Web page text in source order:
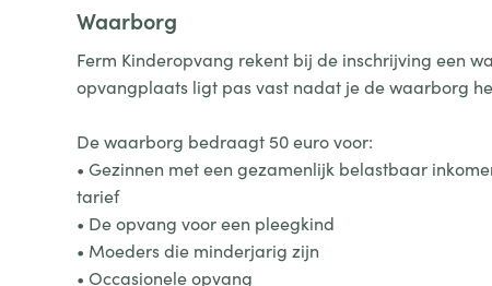
Waarborg
Ferm Kinderopvang rekent bij de inschrijving een
opvangplaats ligt pas vast nadat je de waarborg
De waarborg bedraagt 50 euro voor:
• Gezinnen met een gezamenlijk belastbaar
tarief
• De opvang voor een pleegkind
• Moeders die minderjarig zijn
• Occasionele opvang